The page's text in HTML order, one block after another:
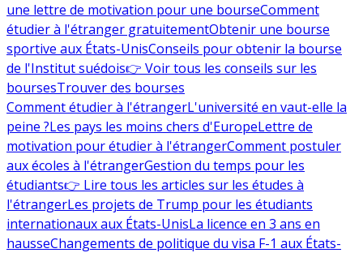
une lettre de motivation pour une bourseComment
étudier à l'étranger gratuitementObtenir une bourse
sportive aux États-UnisConseils pour obtenir la bourse
de l'Institut suédois👉 Voir tous les conseils sur les
boursesTrouver des bourses
Comment étudier à l'étrangerL'université en vaut-elle la
peine ?Les pays les moins chers d'EuropeLettre de
motivation pour étudier à l'étrangerComment postuler
aux écoles à l'étrangerGestion du temps pour les
étudiants👉 Lire tous les articles sur les études à
l'étrangerLes projets de Trump pour les étudiants
internationaux aux États-UnisLa licence en 3 ans en
hausseChangements de politique du visa F-1 aux États-